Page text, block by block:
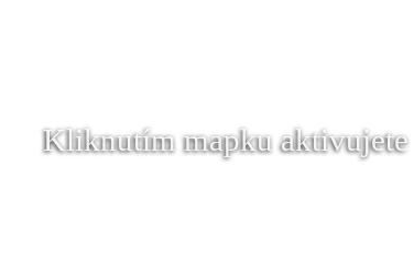
Kliknutím mapku aktivujete